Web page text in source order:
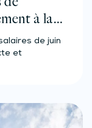
à la
de juin
et